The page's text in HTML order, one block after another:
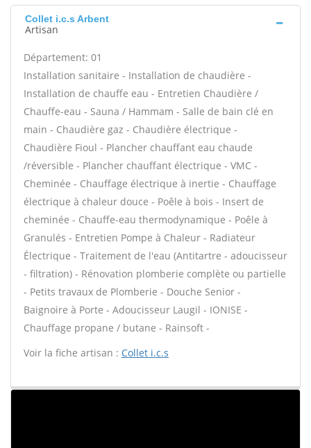
Collet i.c.s Arbent
Artisan
Département: 01
Installation sanitaire - Installation de chaudière -
Installation de chauffe eau - Entretien Chaudière /
Chauffe-eau - Sauna / Hammam - Salle de bain clé en
main - Chaudière gaz - Chaudière électrique -
Chaudière Fioul - Plancher chauffant eau chaude
/réversible - Plancher chauffant électrique - VMC -
Cheminée - Chauffage électrique à inertie - Chauffage
électrique à chaleur douce - Poêle à bois - Insert de
cheminée - Chauffe-eau thermodynamique - Poêle à
Granulés - Entretien Pompe à Chaleur - Radiateur
Électrique - Traitement de l'eau (Antitartre - adoucisseur
- filtration) - Rénovation plomberie complète ou partielle
- Petits travaux de Plomberie - Douche Senior -
Baignoire à Porte - Adoucisseur Laugil - IONISE -
Chauffage propane / butane - Rainsoft -
Voir la fiche artisan : Collet i.c.s